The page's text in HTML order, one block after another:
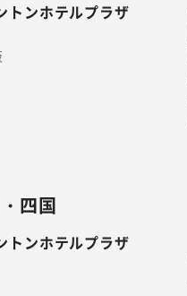
トンホテルプラザ
四国
トンホテルプラザ